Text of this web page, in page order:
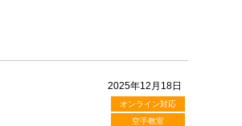
2025年12月18日
オンライン対応
空手教室